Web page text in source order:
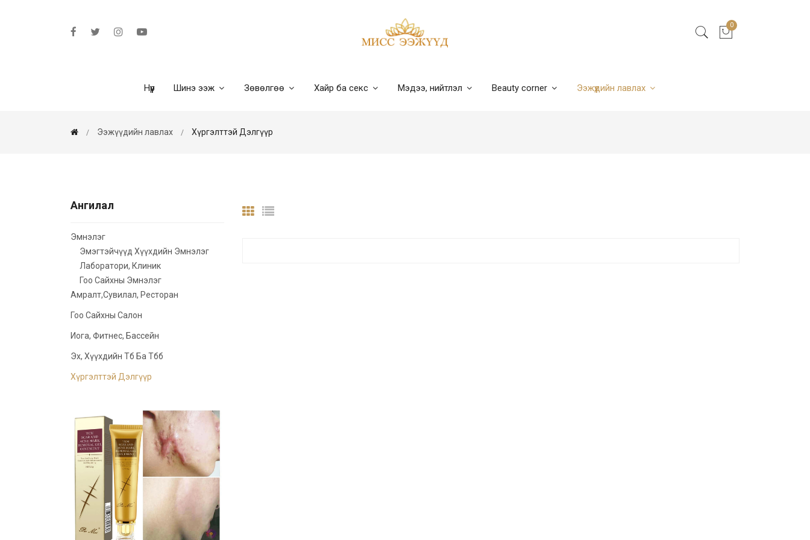
0
Нүүр Шинэ ээж Зөвөлгөө Хайр ба секс Мэдээ, нийтлэл Beauty corner Ээжүүдийн лавлах
Ээжүүдийн лавлах Хүргэлттэй Дэлгүүр
Ангилал
Эмнэлэг
Эмэгтэйчүүд Хүүхдийн Эмнэлэг
Лаборатори, Клиник
Гоо Сайхны Эмнэлэг
Амралт,сувилал, Ресторан
Гоо Сайхны Салон
Иога, Фитнес, Бассейн
Эх, Хүүхдийн Тб Ба Тбб
Хүргэлттэй Дэлгүүр